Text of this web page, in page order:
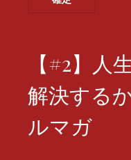
【#2】人
解決する
ルマガ